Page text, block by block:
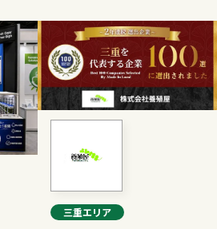
三重エリア